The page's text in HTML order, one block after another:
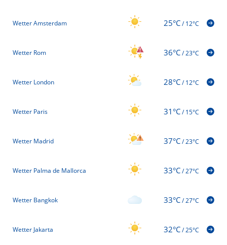
Wetter Amsterdam 25°C/12°C
Wetter Rom 36°C/23°C
Wetter London 28°C/12°C
Wetter Paris 31°C/15°C
Wetter Madrid 37°C/23°C
Wetter Palma de Mallorca 33°C/27°C
Wetter Bangkok 33°C/27°C
Wetter Jakarta 32°C/25°C